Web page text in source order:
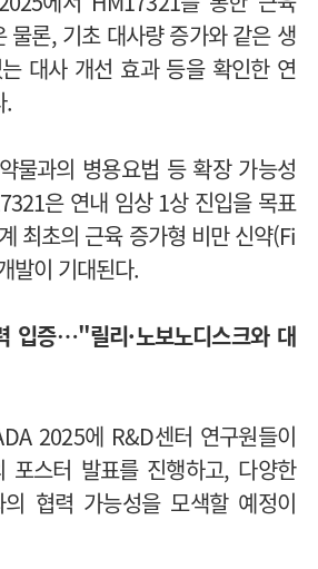
물론, 기초 대사량 증가와 같은 생
대사 개선 효과 등을 확인한 연
.
물과의 병용요법 등 확장 가능성
은 연내 임상 1상 진입을 목표
최초의 근육 증가형 비만 신약(Fi
발이 기대된다.
입증…"릴리·노보노디스크와 대
2025에 R&D센터 연구원들이
포스터 발표를 진행하고, 다양한
의 협력 가능성을 모색할 예정이